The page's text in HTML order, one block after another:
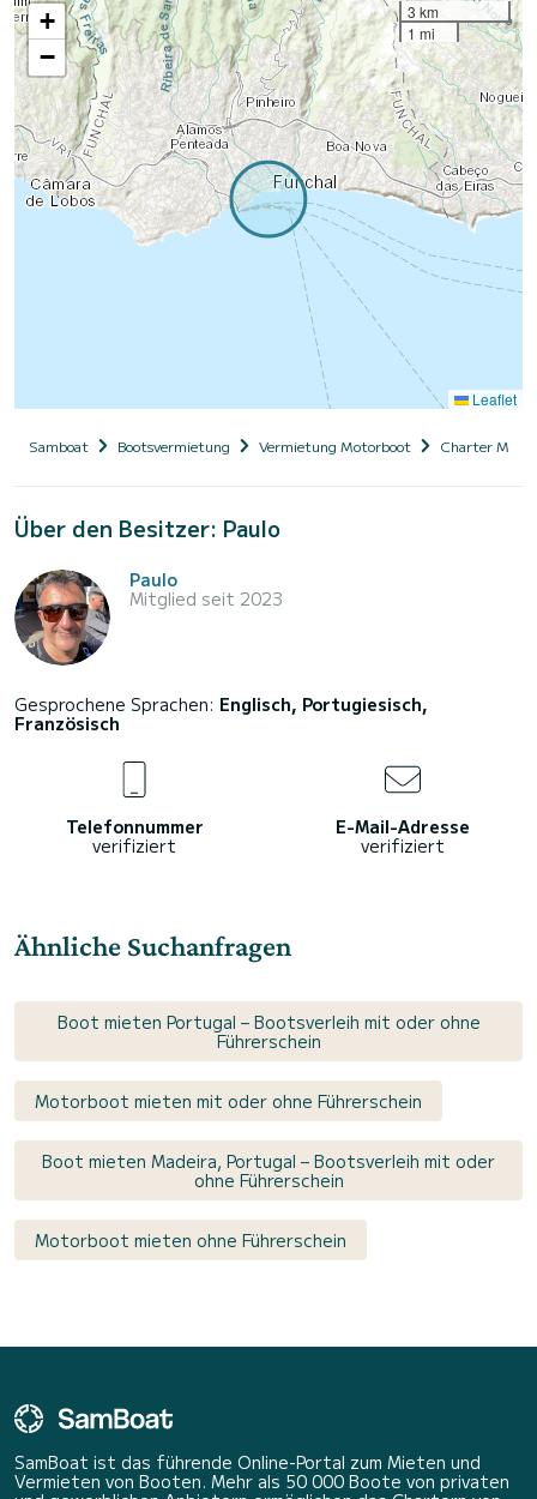
+
−
3 km
1 mi
Leaflet
Samboat Bootsvermietung Vermietung Motorboot Charter
Über den Besitzer: Paulo
Paulo
Mitglied seit 2023
Gesprochene Sprachen: Englisch, Portugiesisch,
Französisch
Telefonnummer
verifiziert
E-Mail-Adresse
verifiziert
Ähnliche Suchanfragen
Boot mieten Portugal – Bootsverleih mit oder ohne
Führerschein
Motorboot mieten mit oder ohne Führerschein
Boot mieten Madeira, Portugal – Bootsverleih mit oder
ohne Führerschein
Motorboot mieten ohne Führerschein
SamBoat ist das führende Online-Portal zum Mieten und
Vermieten von Booten. Mehr als 50 000 Boote von privaten